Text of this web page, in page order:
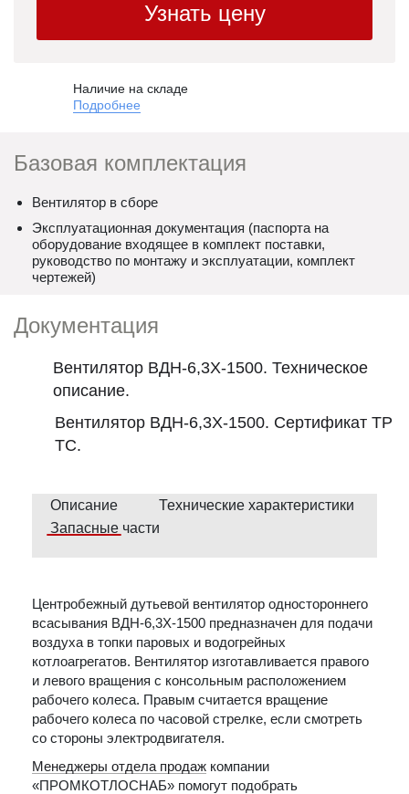
Узнать цену
Наличие на складе
Подробнее
Базовая комплектация
Вентилятор в сборе
Эксплуатационная документация (паспорта на
оборудование входящее в комплект поставки,
руководство по монтажу и эксплуатации, комплект
чертежей)
Документация
Вентилятор ВДН-6,3Х-1500. Техническое
описание.
Вентилятор ВДН-6,3Х-1500. Сертификат ТР
ТС.
Описание
Технические характеристики
Запасные части
Центробежный дутьевой вентилятор одностороннего
всасывания ВДН-6,3Х-1500 предназначен для подачи
воздуха в топки паровых и водогрейных
котлоагрегатов. Вентилятор изготавливается правого
и левого вращения с консольным расположением
рабочего колеса. Правым считается вращение
рабочего колеса по часовой стрелке, если смотреть
со стороны электродвигателя.
Менеджеры отдела продаж компании
«ПРОМКОТЛОСНАБ» помогут подобрать